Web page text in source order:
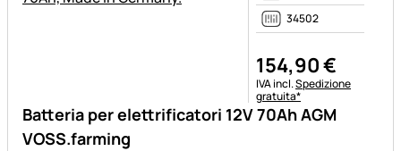
Batteria per elettrificatori 12V 70Ah AGM
VOSS.farming
34502
154,90€
Informazioni fiscali:
IVA incl.Spedizione
gratuita*